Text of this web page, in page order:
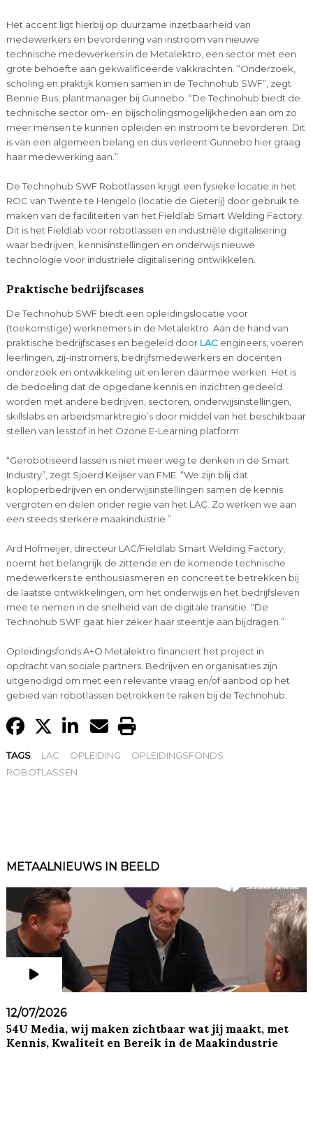
Het accent ligt hierbij op duurzame inzetbaarheid van
medewerkers en bevordering van instroom van nieuwe
technische medewerkers in de Metalektro, een sector met een
grote behoefte aan gekwalificeerde vakkrachten. “Onderzoek,
scholing en praktijk komen samen in de Technohub SWF”, zegt
Bennie Bus, plantmanager bij Gunnebo. “De Technohub biedt de
technische sector om- en bijscholingsmogelijkheden aan om zo
meer mensen te kunnen opleiden en instroom te bevorderen. Dit
is van een algemeen belang en dus verleent Gunnebo hier graag
haar medewerking aan.”
De Technohub SWF Robotlassen krijgt een fysieke locatie in het
ROC van Twente te Hengelo (locatie de Gieterij) door gebruik te
maken van de faciliteiten van het Fieldlab Smart Welding Factory.
Dit is het Fieldlab voor robotlassen en industriële digitalisering
waar bedrijven, kennisinstellingen en onderwijs nieuwe
technologie voor industriële digitalisering ontwikkelen.
Praktische bedrijfscases
De Technohub SWF biedt een opleidingslocatie voor
(toekomstige) werknemers in de Metalektro. Aan de hand van
praktische bedrijfscases en begeleid door LAC engineers, voeren
leerlingen, zij-instromers, bedrijfsmedewerkers en docenten
onderzoek en ontwikkeling uit en leren daarmee werken. Het is
de bedoeling dat de opgedane kennis en inzichten gedeeld
worden met andere bedrijven, sectoren, onderwijsinstellingen,
skillslabs en arbeidsmarktregio’s door middel van het beschikbaar
stellen van lesstof in het Ozone E-Learning platform.
“Gerobotiseerd lassen is niet meer weg te denken in de Smart
Industry”, zegt Sjoerd Keijser van FME. “We zijn blij dat
koploperbedrijven en onderwijsinstellingen samen de kennis
vergroten en delen onder regie van het LAC. Zo werken we aan
een steeds sterkere maakindustrie.”
Ard Hofmeijer, directeur LAC/Fieldlab Smart Welding Factory,
noemt het belangrijk de zittende en de komende technische
medewerkers te enthousiasmeren en concreet te betrekken bij
de laatste ontwikkelingen, om het onderwijs en het bedrijfsleven
mee te nemen in de snelheid van de digitale transitie. “De
Technohub SWF gaat hier zeker haar steentje aan bijdragen.”
Opleidingsfonds A+O Metalektro financiert het project in
opdracht van sociale partners. Bedrijven en organisaties zijn
uitgenodigd om met een relevante vraag en/of aanbod op het
gebied van robotlassen betrokken te raken bij de Technohub.
TAGS LAC OPLEIDING
OPLEIDINGSFONDS
ROBOTLASSEN
METAALNIEUWS IN BEELD
12/07/2026
54U Media, wij maken zichtbaar wat jij maakt, met
Kennis, Kwaliteit en Bereik in de Maakindustrie